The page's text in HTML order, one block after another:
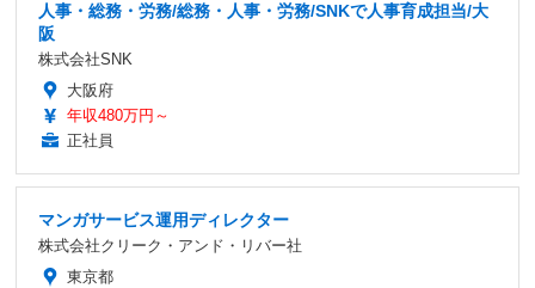
人事・総務・労務/総務・人事・労務/SNKで人事育成担当/大
阪
株式会社SNK
大阪府
年収480万円～
正社員
マンガサービス運用ディレクター
株式会社クリーク・アンド・リバー社
東京都